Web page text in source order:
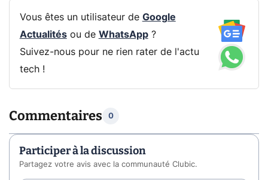
Vous êtes un utilisateur de Google
Actualitésou de WhatsApp?
Suivez-nous pour ne rien rater de l'actu
tech !
Commentaires 0
Participer à la discussion
Partagez votre avis avec la communauté Clubic.